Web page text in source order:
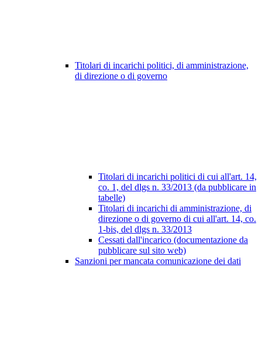
Titolari di incarichi politici, di amministrazione,
di direzione o di governo
Titolari di incarichi politici di cui all'art. 14,
co. 1, del dlgs n. 33/2013 (da pubblicare in
tabelle)
Titolari di incarichi di amministrazione, di
direzione o di governo di cui all'art. 14, co.
1-bis, del dlgs n. 33/2013
Cessati dall'incarico (documentazione da
pubblicare sul sito web)
Sanzioni per mancata comunicazione dei dati